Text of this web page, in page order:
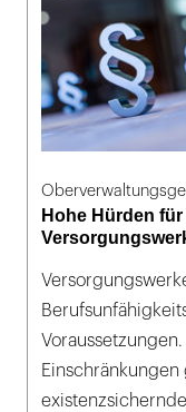
Hohe Hürden